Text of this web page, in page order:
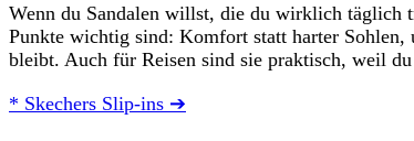
Wenn du Sandalen willst, die du wirklich täglich
Punkte wichtig sind: Komfort statt harter
bleibt. Auch für Reisen sind sie praktisch, weil
* Skechers Slip-ins ➔